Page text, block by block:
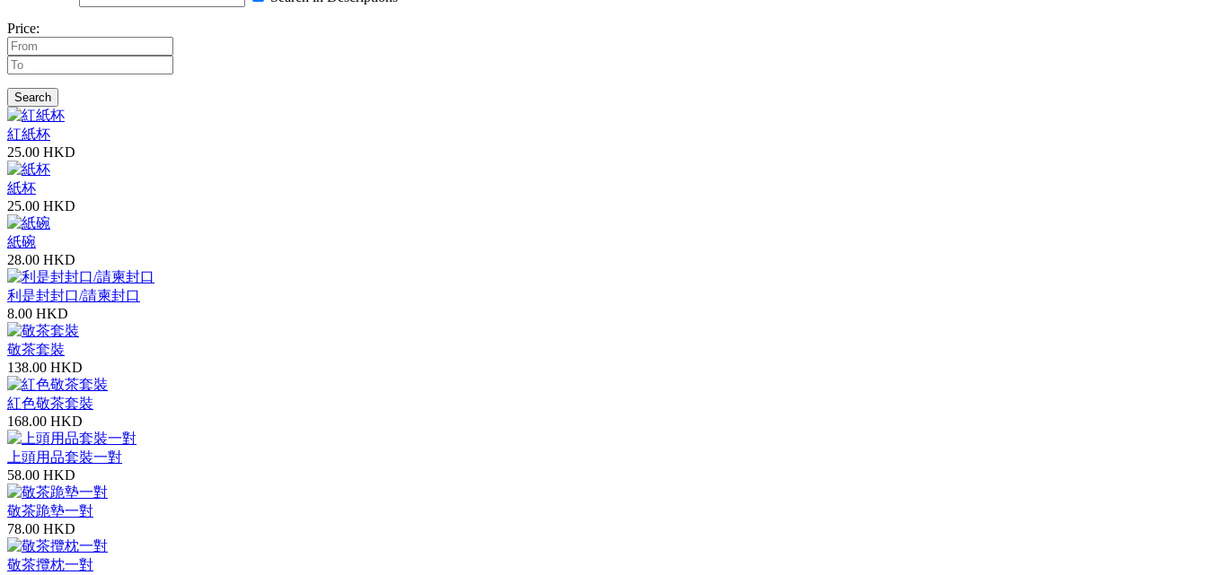
Price:
Search
紅紙杯
25.00 HKD
紙杯
25.00 HKD
紙碗
28.00 HKD
利是封封口/請柬封口
8.00 HKD
敬茶套裝
138.00 HKD
紅色敬茶套裝
168.00 HKD
上頭用品套裝一對
58.00 HKD
敬茶跪墊一對
78.00 HKD
敬茶攬枕一對